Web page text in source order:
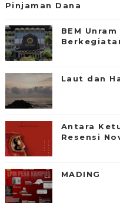
Pinjaman Dana
BEM
Laut dan
Antara
Resensi
MADING